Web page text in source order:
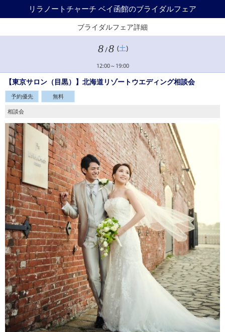
リラノートチャーチ ベイ函館のブライダルフェア
ブライダルフェア詳細
8/8 (土)
12:00～19:00
【東京サロン（目黒）】北海道リゾートウエディング相談会
予約優先
無料
相談会